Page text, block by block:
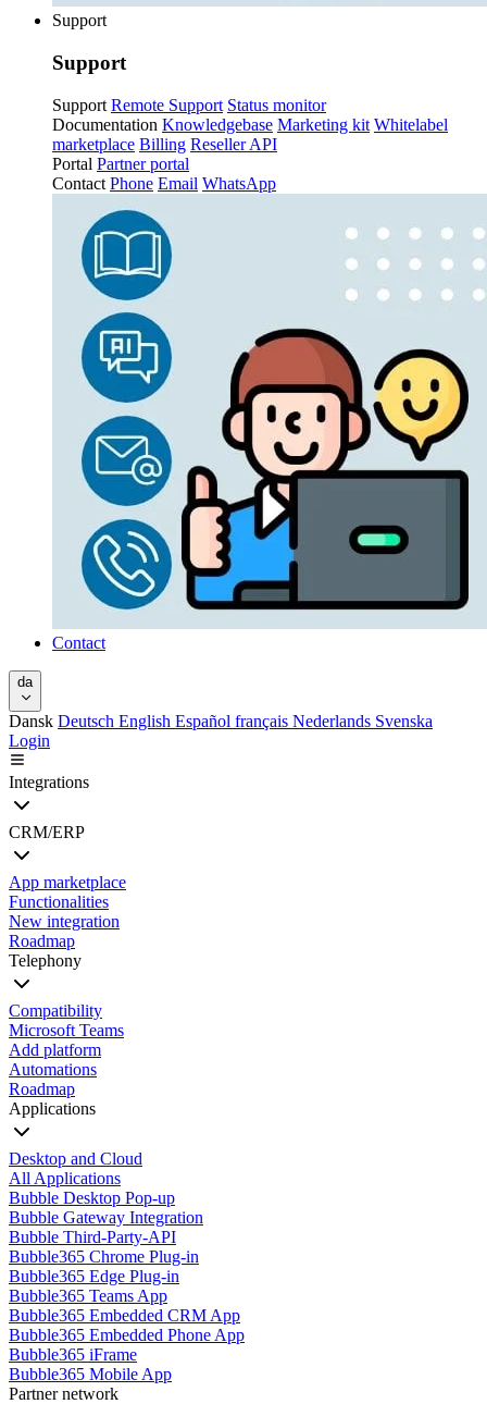
Support
Support
Support Remote Support Status monitor
Documentation Knowledgebase Marketing kit Whitelabel
marketplace Billing Reseller API
Portal Partner portal
Contact Phone Email WhatsApp
Contact
da
Dansk Deutsch English Español français Nederlands Svenska
Login
Integrations
CRM/ERP
App marketplace
Functionalities
New integration
Roadmap
Telephony
Compatibility
Microsoft Teams
Add platform
Automations
Roadmap
Applications
Desktop and Cloud
All Applications
Bubble Desktop Pop-up
Bubble Gateway Integration
Bubble Third-Party-API
Bubble365 Chrome Plug-in
Bubble365 Edge Plug-in
Bubble365 Teams App
Bubble365 Embedded CRM App
Bubble365 Embedded Phone App
Bubble365 iFrame
Bubble365 Mobile App
Partner network